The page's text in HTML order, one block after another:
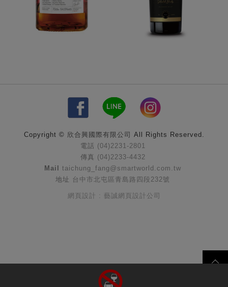
Copyright © 欣合興國際有限公司 All Rights Reserved.
電話 (04)2231-2801
傳真 (04)2233-4432
Mail
taichung_fang@smartworld.com.tw
地址 台中市北屯區青島路四段232號
網頁設計 : 藝誠網頁設計公司